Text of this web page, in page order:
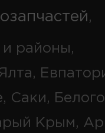
,
районы,
Саки,
Крым,